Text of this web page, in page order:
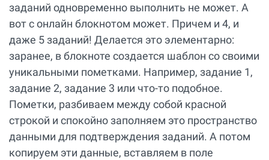
заданий одновременно выполнить не может. А
вот с онлайн блокнотом может. Причем и 4, и
даже 5 заданий! Делается это элементарно:
заранее, в блокноте создается шаблон со своими
уникальными пометками. Например, задание 1,
задание 2, задание 3 или что-то подобное.
Пометки, разбиваем между собой красной
строкой и спокойно заполняем это пространство
данными для подтверждения заданий. А потом
копируем эти данные, вставляем в поле